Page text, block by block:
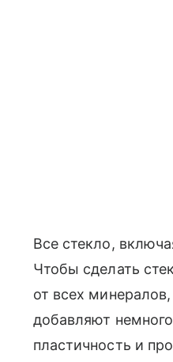
Все стекло,
Чтобы сделать
от всех
добавляют
пластичность и